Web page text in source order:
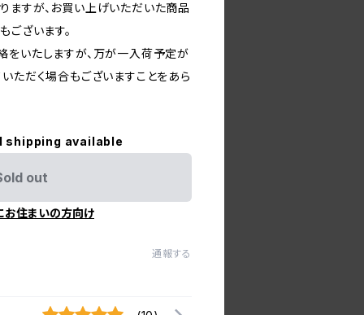
ますが、お買い上げいただいた商品
ございます。
をいたしますが、万が一入荷予定が
ただく場合もございますことをあら
shipping available
out
お住まいの方向け
通報する